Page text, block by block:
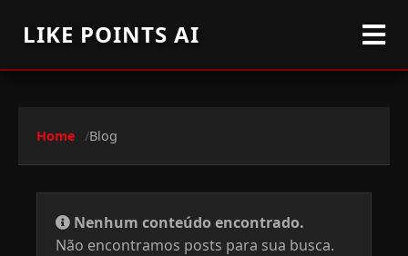
LIKE POINTS AI
Home Blog
Nenhum conteúdo encontrado.
Não encontramos posts para sua busca.